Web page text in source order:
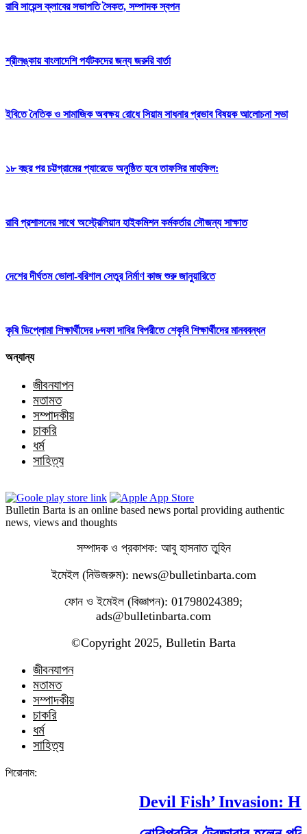
রাবি সায়েন্স ক্লাবের সভাপতি সৈকত, সম্পাদক স্বপন
শ্রীলঙ্কায় বাংলাদেশি পর্যটকদের জন্য জরুরি বার্তা
ইবিতে নৈতিক ও সামাজিক অবক্ষয় রোধে সিয়াম সাধনার প্রভাব বিষয়ক আলোচনা সভা
১৮ বছর পর চট্টগ্রামের প্যারেডে অনুষ্ঠিত হবে তাফসির মাহফিল:
রাবি প্রশাসনের সাথে অস্ট্রেলিয়ান হাইকমিশন কর্মকর্তার সৌজন্য সাক্ষাত
দেশের দীর্ঘতম ভোলা-বরিশাল সেতুর নির্মাণ কাজ শুরু জানুয়ারিতে
কৃষি ডিপ্লোমা শিক্ষার্থীদের ৮দফা দাবির বিপরীতে শেকৃবি শিক্ষার্থীদের মানববন্ধন
অন্যান্য
জীবনযাপন
মতামত
সম্পাদকীয়
চাকরি
ধর্ম
সাহিত্য
Bulletin Barta is an online based news portal providing authentic
news, views and thoughts
সম্পাদক ও প্রকাশক: আবু হাসনাত তুহিন
ইমেইল (নিউজরুম): news@bulletinbarta.com
ফোন ও ইমেইল (বিজ্ঞাপন): 01798024389;
ads@bulletinbarta.com
©️Copyright 2025, Bulletin Barta
জীবনযাপন
মতামত
সম্পাদকীয়
চাকরি
ধর্ম
সাহিত্য
শিরোনাম:
Devil Fish’ Invasion: